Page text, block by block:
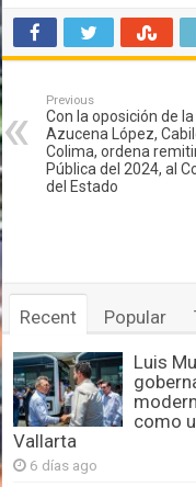
Previous
Con la oposición de
Azucena López,
Colima, ordena
Pública del 2024, al
del Estado
Recent Popular
Luis
como
Vallarta
6 días ago